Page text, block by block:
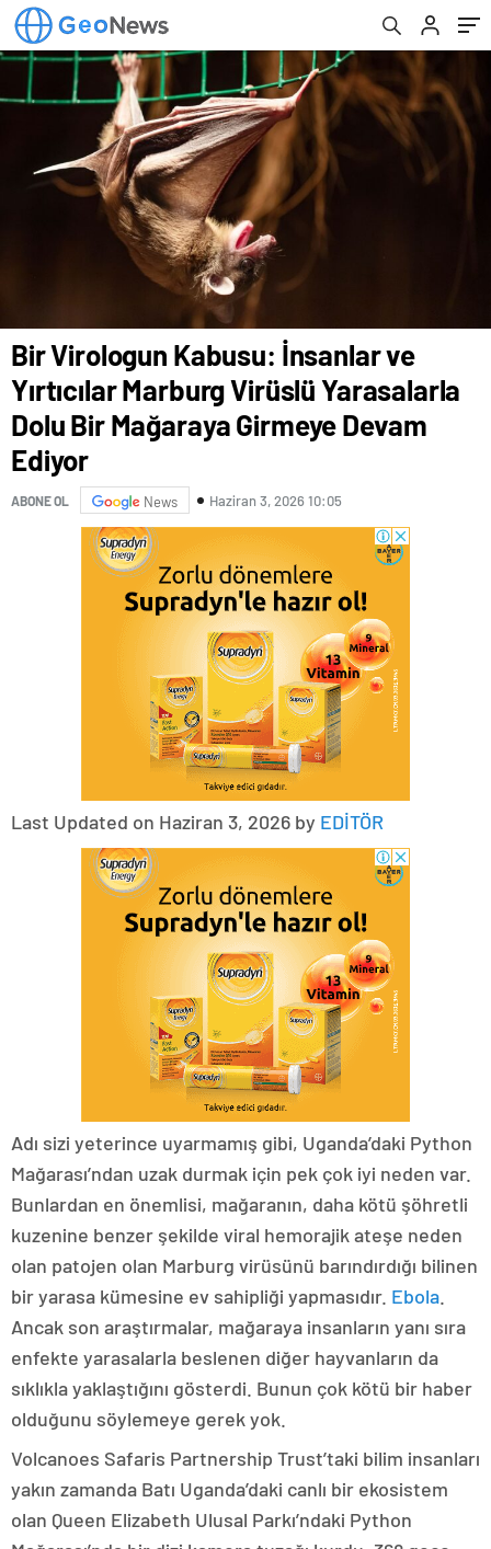
Mağaraya Girmeye Devam Ediyor
Bir Virologun Kabusu: İnsanlar ve
Yırtıcılar Marburg Virüslü Yarasalarla
Dolu Bir Mağaraya Girmeye Devam
Ediyor
ABONE OL News Haziran 3, 2026 10:05
Last Updated on Haziran 3, 2026 by EDİTÖR
Adı sizi yeterince uyarmamış gibi, Uganda’daki Python
Mağarası’ndan uzak durmak için pek çok iyi neden var.
Bunlardan en önemlisi, mağaranın, daha kötü şöhretli
kuzenine benzer şekilde viral hemorajik ateşe neden
olan patojen olan Marburg virüsünü barındırdığı bilinen
bir yarasa kümesine ev sahipliği yapmasıdır. Ebola
Ancak son araştırmalar, mağaraya insanların yanı sıra
enfekte yarasalarla beslenen diğer hayvanların da
sıklıkla yaklaştığını gösterdi. Bunun çok kötü bir haber
olduğunu söylemeye gerek yok.
Volcanoes Safaris Partnership Trust’taki bilim insanları
yakın zamanda Batı Uganda’daki canlı bir ekosistem
olan Queen Elizabeth Ulusal Parkı’ndaki Python
Vatandaş Bilim Adamlarının Biraz Yardımıyla